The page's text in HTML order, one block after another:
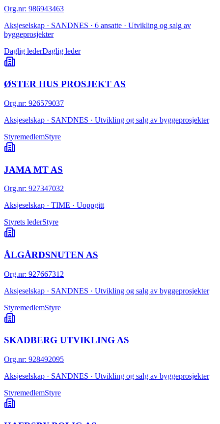
Org.nr: 986943463
Aksjeselskap · SANDNES · 6 ansatte · Utvikling og salg av
byggeprosjekter
Daglig lederDaglig leder
ØSTER HUS PROSJEKT AS
Org.nr: 926579037
Aksjeselskap · SANDNES · Utvikling og salg av byggeprosjekter
StyremedlemStyre
JAMA MT AS
Org.nr: 927347032
Aksjeselskap · TIME · Uoppgitt
Styrets lederStyre
ÅLGÅRDSNUTEN AS
Org.nr: 927667312
Aksjeselskap · SANDNES · Utvikling og salg av byggeprosjekter
StyremedlemStyre
SKADBERG UTVIKLING AS
Org.nr: 928492095
Aksjeselskap · SANDNES · Utvikling og salg av byggeprosjekter
StyremedlemStyre